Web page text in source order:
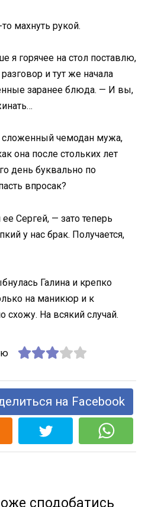
махнуть рукой.
я горячее на стол поставлю,
и тут же начала
заранее блюда. — И вы,
сложенный чемодан мужа,
она после стольких лет
день буквально по
впросак?
Сергей, — зато теперь
у нас брак. Получается,
Галина и крепко
на маникюр и к
схожу. На всякий случай.
на Facebook
сподобатись